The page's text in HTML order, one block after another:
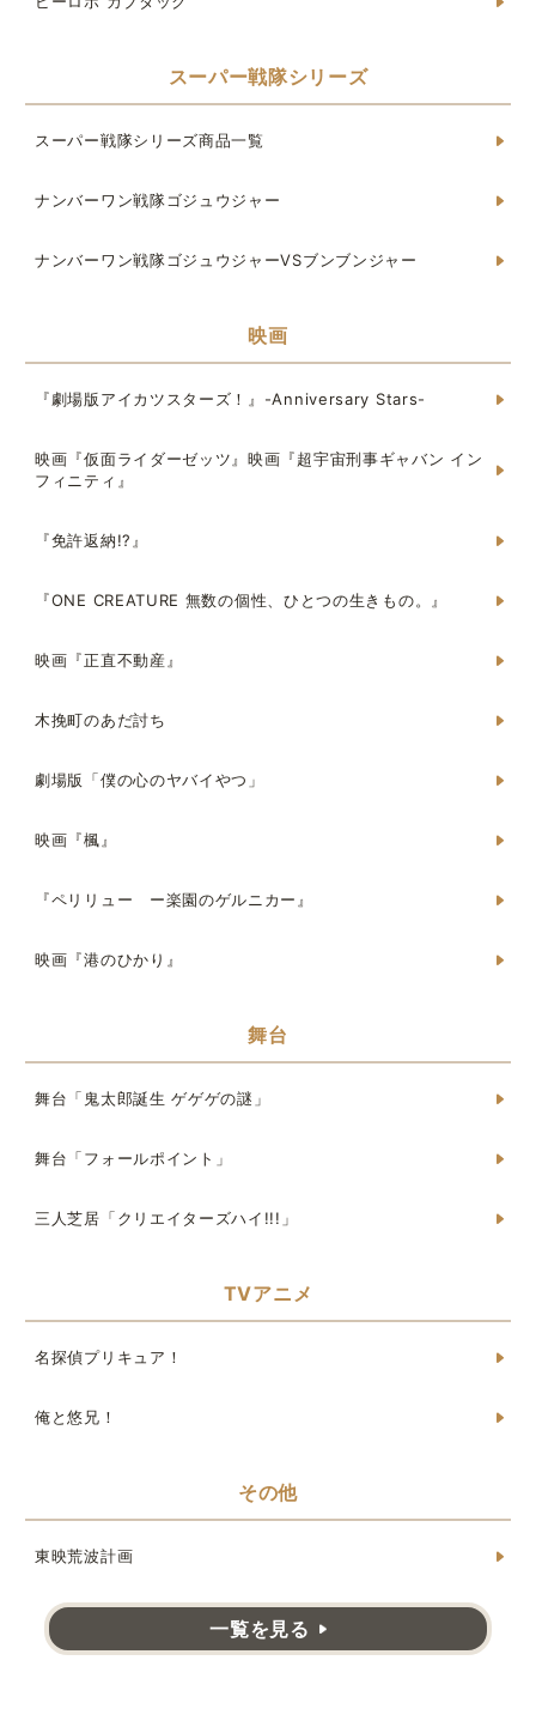
スーパー戦隊シリーズ
スーパー戦隊シリーズ商品一覧
ナンバーワン戦隊ゴジュウジャー
ナンバーワン戦隊ゴジュウジャーVSブンブンジャー
映画
『劇場版アイカツスターズ！』-Anniversary Stars-
映画『仮面ライダーゼッツ』映画『超宇宙刑事ギャバン イン
フィニティ』
『免許返納!?』
『ONE CREATURE 無数の個性、ひとつの生きもの。』
映画『正直不動産』
木挽町のあだ討ち
劇場版「僕の心のヤバイやつ」
映画『楓』
『ペリリュー ー楽園のゲルニカー』
映画『港のひかり』
舞台
舞台「鬼太郎誕生 ゲゲゲの謎」
舞台「フォールポイント」
三人芝居「クリエイターズハイ!!!」
TVアニメ
名探偵プリキュア！
俺と悠兄！
その他
東映荒波計画
一覧を見る